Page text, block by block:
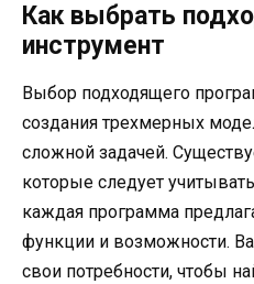
Как выбрать
инструмент
Выбор подходящего
создания трехмерных
сложной задачей.
которые следует
каждая программа
функции и возможности.
свои потребности, чтобы